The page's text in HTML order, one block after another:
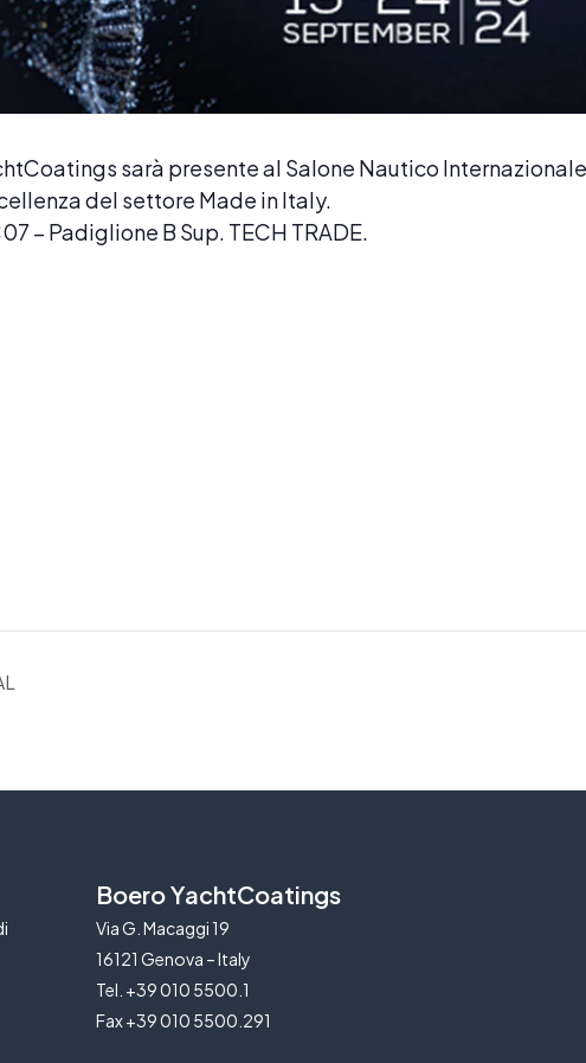
sarà presente al Salone Nautico
del settore Made in Italy.
– Padiglione B Sup. TECH TRADE.
Boero YachtCoatings
Via G. Macaggi 19
16121 Genova – Italy
Tel. +39 010 5500.1
Fax +39 010 5500.291